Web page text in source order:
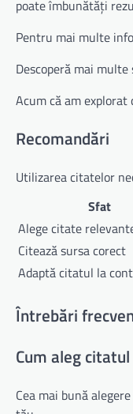
poate îmbunătăți
Pentru mai multe
Descoperă mai
Acum că am
Recomandări
Utilizarea citatelor
Sfat
Alege citate
Citează sursa corect
Adaptă citatul la
Întrebări
Cum aleg
Cea mai bună